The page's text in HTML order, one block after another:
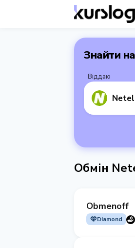
Знайти
Віддаю
Обмін
Obmenoff
Diamond